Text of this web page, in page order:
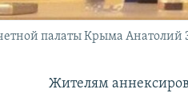
палаты Крыма Анатолий
Жителям